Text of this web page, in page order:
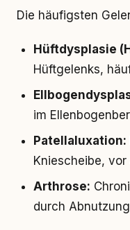
Die häufigsten
Hüftdysplasie
Hüftgelenks,
im
Patellaluxation:
Kniescheibe,
Arthrose:
durch